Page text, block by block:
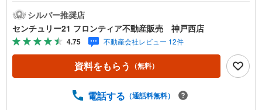
利な駐車2台可 特徴・前面道路幅員6mで車の出し入れもス
ムーズに行えます。・徒歩15分圏内にスーパー、コンビ
ニ、郵便局、銀行等あり周辺環境充実 リフォーム内容・キ
ッチン/浴室/ウォシュレット/TVモニターホン/洗面台/トイ
レ 新調・クロス全室張替え・ソフト巾木交換・床（フロ
アタイル・CF）施工・畳/襖/障子張替 ・ハウスクリーニ
校まで徒歩約14分 弊社が選ばれる理由 1.お金の扱い方のプ
シルバー推奨店
センチュリー21 フロンティア不動産販売 神戸西店
4.75 不動産会社レビュー 12件
資料をもらう （無料）
電話する （通話料無料）